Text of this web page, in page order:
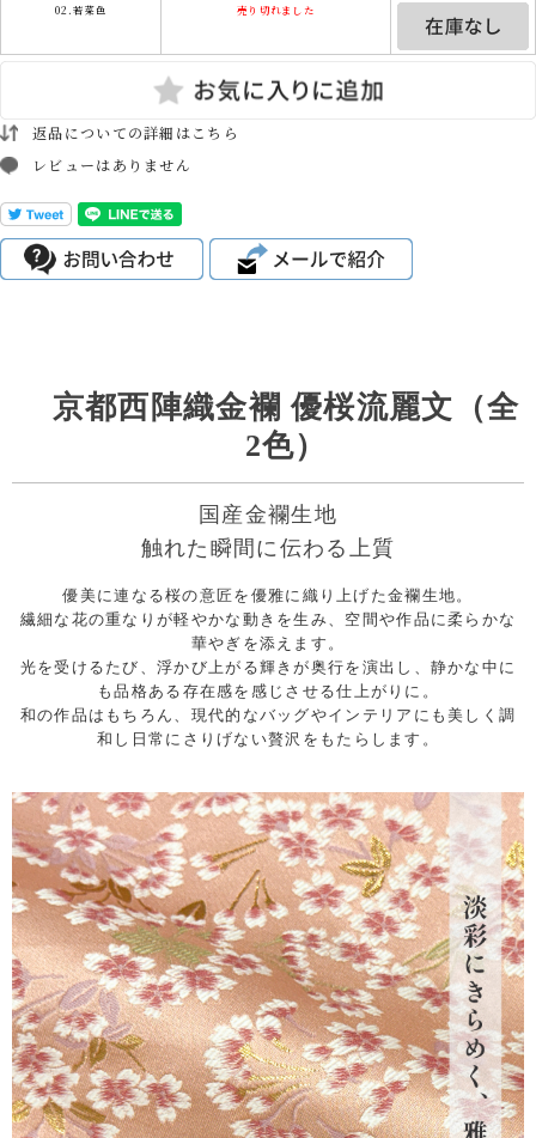
02.若菜色 売り切れました
返品についての詳細はこちら
レビューはありません
京都西陣織金襴 優桜流麗文（全
2色）
国産金襴生地
触れた瞬間に伝わる上質
優美に連なる桜の意匠を優雅に織り上げた金襴生地。
繊細な花の重なりが軽やかな動きを生み、空間や作品に柔らかな
華やぎを添えます。
光を受けるたび、浮かび上がる輝きが奥行を演出し、静かな中に
も品格ある存在感を感じさせる仕上がりに。
和の作品はもちろん、現代的なバッグやインテリアにも美しく調
和し日常にさりげない贅沢をもたらします。